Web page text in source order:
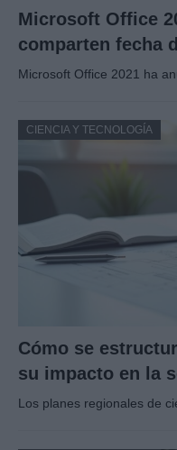
Microsoft Office
comparten fecha
Microsoft Office 2021 ha
CIENCIA Y TECNOLOGÍA
Cómo se
su impacto en la
Los planes regionales de